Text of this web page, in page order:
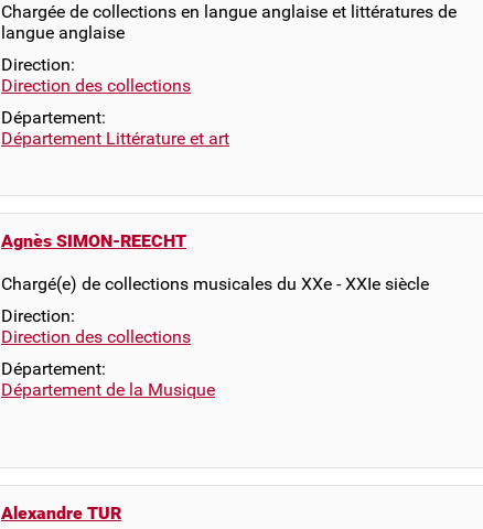
Chargée de collections en langue anglaise et littératures de
langue anglaise
Direction:
Direction des collections
Département:
Département Littérature et art
Agnès SIMON-REECHT
Chargé(e) de collections musicales du XXe - XXIe siècle
Direction:
Direction des collections
Département:
Département de la Musique
Alexandre TUR